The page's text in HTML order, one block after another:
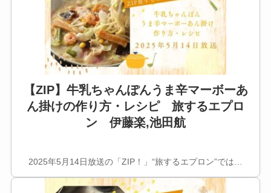
【ZIP】牛乳ちゃんぽんうま辛マーボーあ
ん掛けの作り方・レシピ 旅するエプロ
ン 伊藤楽,池田航
2025年5月14日放送の「ZIP！」“旅するエプロン”では…